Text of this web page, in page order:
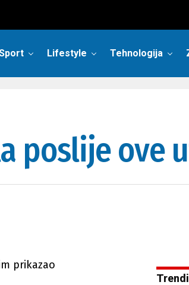
Lifestyle Tehnologija
poslije ove
prikazao